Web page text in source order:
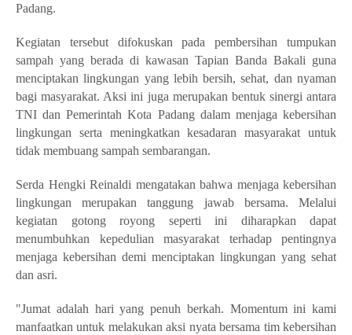
Padang.
Kegiatan tersebut difokuskan pada pembersihan tumpukan
sampah yang berada di kawasan Tapian Banda Bakali guna
menciptakan lingkungan yang lebih bersih, sehat, dan nyaman
bagi masyarakat. Aksi ini juga merupakan bentuk sinergi antara
TNI dan Pemerintah Kota Padang dalam menjaga kebersihan
lingkungan serta meningkatkan kesadaran masyarakat untuk
tidak membuang sampah sembarangan.
Serda Hengki Reinaldi mengatakan bahwa menjaga kebersihan
lingkungan merupakan tanggung jawab bersama. Melalui
kegiatan gotong royong seperti ini diharapkan dapat
menumbuhkan kepedulian masyarakat terhadap pentingnya
menjaga kebersihan demi menciptakan lingkungan yang sehat
dan asri.
"Jumat adalah hari yang penuh berkah. Momentum ini kami
manfaatkan untuk melakukan aksi nyata bersama tim kebersihan